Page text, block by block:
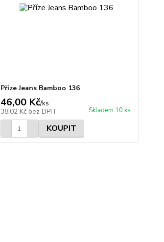
Příze Jeans Bamboo 136
46,00 Kč/ks
38,02 Kč bez DPH Skladem 10 ks
KOUPIT